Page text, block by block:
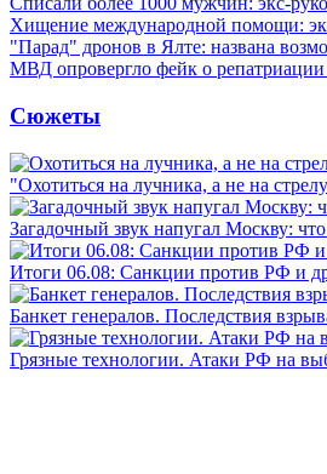
Хищение международной помощи:
"Парад" дронов в Ялте: названа
МВД опровергло фейк о
Сюжеты
"Охотиться на лучника, а не на
Загадочный звук напугал Москву:
Итоги 06.08: Санкции против РФ и
Банкет генералов. Последствия
Грязные технологии. Атаки РФ на